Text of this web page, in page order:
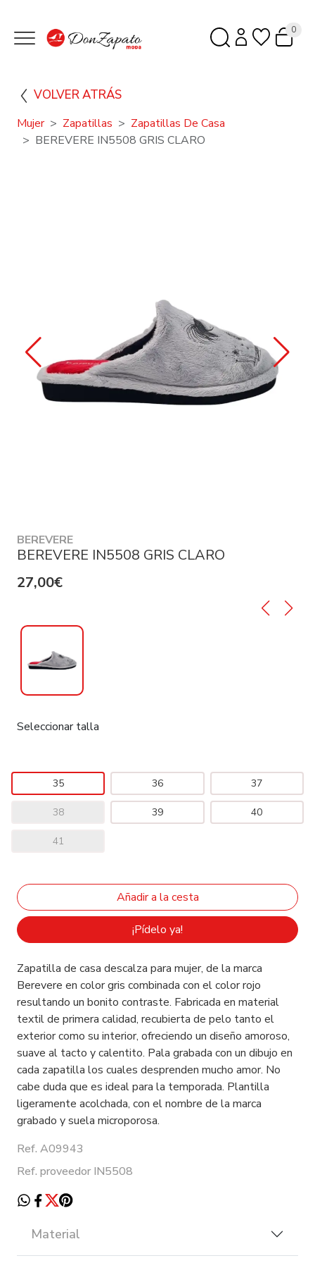
0
VOLVER ATRÁS
Mujer Zapatillas
Zapatillas De Casa
BEREVERE IN5508 GRIS CLARO
BEREVERE
BEREVERE IN5508 GRIS CLARO
27,00€
Seleccionar talla
35 36 37
38 39 40
41
¡Pídelo ya!
Zapatilla de casa descalza para mujer, de la marca
Berevere en color gris combinada con el color rojo
resultando un bonito contraste. Fabricada en material
textil de primera calidad, recubierta de pelo tanto el
exterior como su interior, ofreciendo un diseño amoroso,
suave al tacto y calentito. Pala grabada con un dibujo en
cada zapatilla los cuales desprenden mucho amor. No
cabe duda que es ideal para la temporada. Plantilla
ligeramente acolchada, con el nombre de la marca
grabado y suela microporosa.
Ref. A09943
Ref. proveedor IN5508
Material